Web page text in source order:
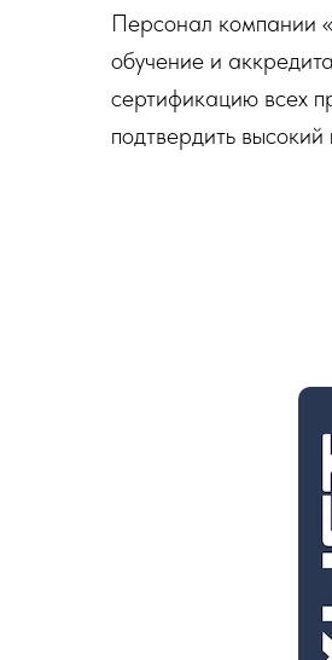
Персонал компании
обучение и
сертификацию всех
подтвердить